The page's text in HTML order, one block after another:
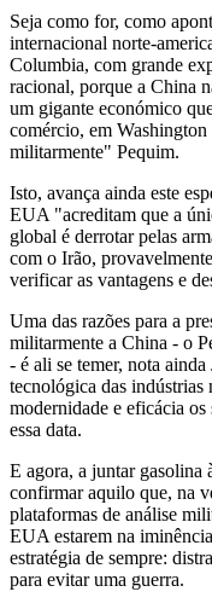
Seja como for, como
internacional norte-
Columbia, com grande
racional, porque a China
um gigante económico
comércio, em
militarmente" Pequim.
Isto, avança ainda este
EUA "acreditam que a
global é derrotar pelas
com o Irão,
verificar as vantagens e
Uma das razões para a
militarmente a China - o
- é ali se temer, nota
tecnológica das indústrias
modernidade e eficácia os
essa data.
E agora, a juntar gasolina
confirmar aquilo que, na
plataformas de análise
EUA estarem na
estratégia de sempre:
para evitar uma guerra.